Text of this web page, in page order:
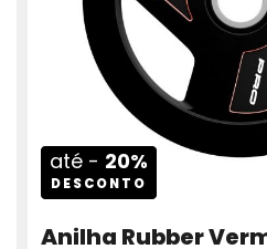
até - 20%
DESCONTO
Anilha Rubber